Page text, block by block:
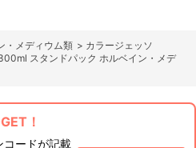
・メディウム類 > カラージェッソ
スタンドパック ホルベイン・メデ
！
コードが記載